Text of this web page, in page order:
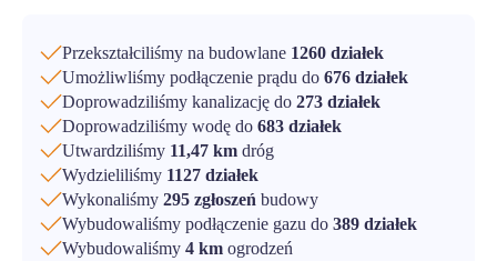
Przekształciliśmy na budowlane 1260 działek
Umożliwliśmy podłączenie prądu do 676 działek
Doprowadziliśmy kanalizację do 273 działek
Doprowadziliśmy wodę do 683 działek
Utwardziliśmy 11,47 km dróg
Wydzieliliśmy 1127 działek
Wykonaliśmy 295 zgłoszeń budowy
Wybudowaliśmy podłączenie gazu do 389 działek
Wybudowaliśmy 4 km ogrodzeń